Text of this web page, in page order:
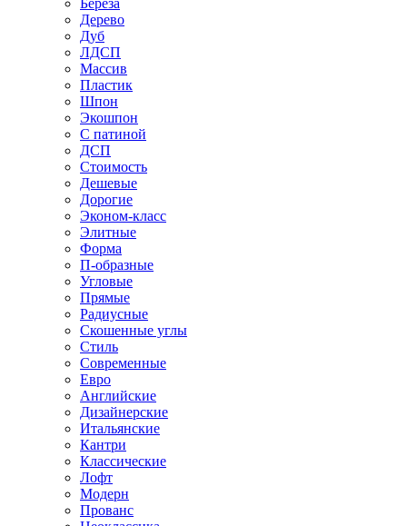
Береза
Дерево
Дуб
ЛДСП
Массив
Пластик
Шпон
Экошпон
С патиной
ДСП
Стоимость
Дешевые
Дорогие
Эконом-класс
Элитные
Форма
П-образные
Угловые
Прямые
Радиусные
Скошенные углы
Стиль
Современные
Евро
Английские
Дизайнерские
Итальянские
Кантри
Классические
Лофт
Модерн
Прованс